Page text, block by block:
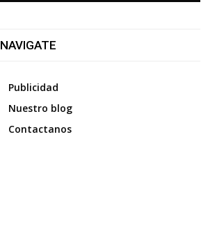
NAVIGATE
Publicidad
Nuestro blog
Contactanos